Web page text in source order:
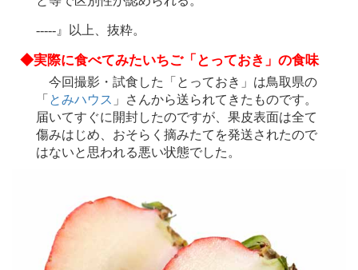
-----』以上、抜粋。
◆実際に食べてみたいちご「とっておき」の食味
今回撮影・試食した「とっておき」は鳥取県の
「 とみハウス 」さんから送られてきたものです。
届いてすぐに開封したのですが、果皮表面は全て
傷みはじめ、おそらく摘みたてを発送されたので
はないと思われる悪い状態でした。